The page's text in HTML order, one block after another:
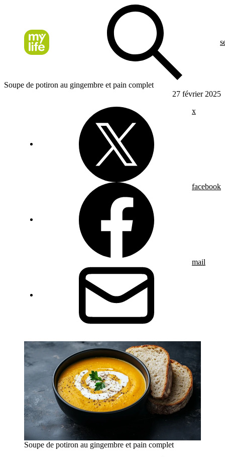
Soupe de potiron au gingembre et pain complet
27 février 2025
x
facebook
mail
Soupe de potiron au gingembre et pain complet